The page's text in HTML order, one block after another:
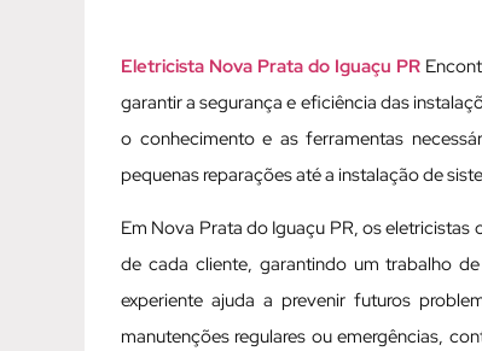
Eletricista Nova Prata do Iguaçu PR
garantir a segurança e eficiência das
o conhecimento e as ferramentas
pequenas reparações até a instalação de
Em Nova Prata do Iguaçu PR, os
de cada cliente, garantindo um trabalho
experiente ajuda a prevenir futuros
manutenções regulares ou emergências,